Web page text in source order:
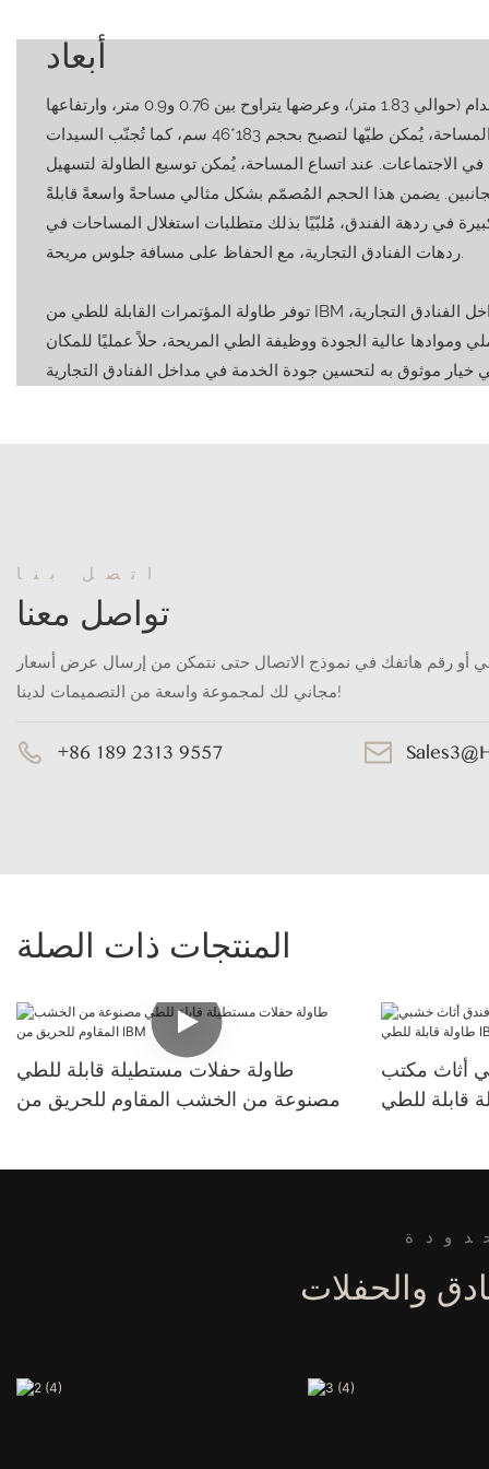
أبعاد
عند فتحها، يبلغ طولها 6 أقدام (حوالي 1.83 متر)، وعرضها يتراوح بين 0.76 و0.9 متر، وارتفاعها
حوالي 0.76 متر. عند صغر المساحة، يُمكن طيّها لتصبح بحجم 183*46 سم، كما تُجنّب السيدات
في الاجتماعات. عند اتساع المساحة، يُمكن توسيع الطاولة لتسهيل
يضمن هذا الحجم المُصمّم بشكل مثالي مساحةً واسعةً قابلةً
في ردهة الفندق، مُلبّيًا بذلك متطلبات استغلال المساحات في
ردهات الفنادق التجارية، مع الحفاظ على مسافة جلوس مريحة.
توفر طاولة المؤتمرات القابلة للطي من IBM مقاس 6 أقدام والمخصصة لمداخل الفنادق التجارية،
وموادها عالية الجودة ووظيفة الطي المريحة، حلاً عمليًا للمكان
اتصل بنا
تواصل معنا
أو رقم هاتفك في نموذج الاتصال حتى نتمكن من إرسال عرض أسعار
مجاني لك لمجموعة واسعة من التصميمات لدينا!
+86 189 2313 9557
المنتجات ذات الصلة
طاولة حفلات مستطيلة قابلة للطي
مصنوعة من الخشب المقاوم للحريق من
أثاث مكتب